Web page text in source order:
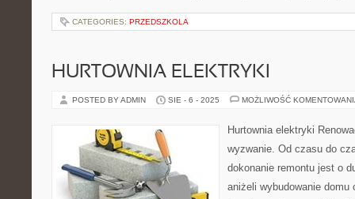
CATEGORIES: PRZEDSZKOLA
HURTOWNIA ELEKTRYKI
POSTED BY ADMIN SIE - 6 - 2025 MOŻLIWOŚĆ
Hurtownia elektryki
wyzwanie. Od czasu do
dokonanie remontu jest o
aniżeli wybudowanie domu